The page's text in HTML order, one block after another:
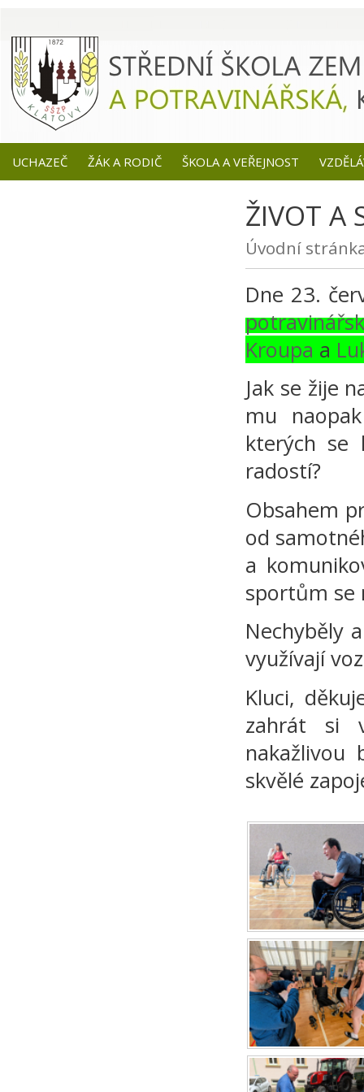
UCHAZEČ ŽÁK A RODIČ ŠKOLA A VEŘEJNOST
ŽIVOT A
Úvodní
Dne 23.
Kroupa a
Jak se žije
mu
kterých se
radostí?
Obsahem
od
a
sportům se
Nechyběly
využívají
Kluci,
zahrát si
skvělé